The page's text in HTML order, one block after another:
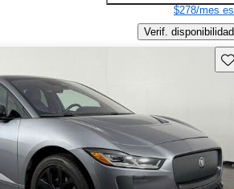
$278/mes
Verif. disponibilidad